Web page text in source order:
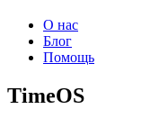
О нас
Блог
Помощь
TimeOS